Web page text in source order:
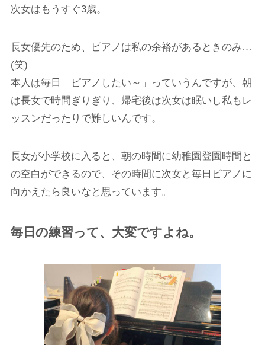
次女はもうすぐ3歳。
長女優先のため、ピアノは私の余裕があるときのみ…
(笑)
本人は毎日「ピアノしたい～」っていうんですが、朝
は長女で時間ぎりぎり、帰宅後は次女は眠いし私もレ
ッスンだったりで難しいんです。
長女が小学校に入ると、朝の時間に幼稚園登園時間と
の空白ができるので、その時間に次女と毎日ピアノに
向かえたら良いなと思っています。
毎日の練習って、大変ですよね。